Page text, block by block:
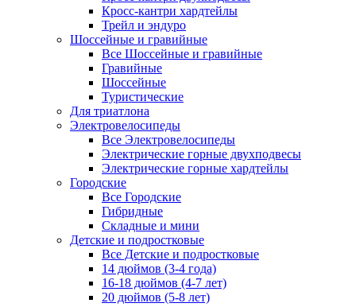
Кросс-кантри хардтейлы
Трейл и эндуро
Шоссейные и гравийные
Все Шоссейные и гравийные
Гравийные
Шоссейные
Туристические
Для триатлона
Электровелосипеды
Все Электровелосипеды
Электрические горные двухподвесы
Электрические горные хардтейлы
Городские
Все Городские
Гибридные
Складные и мини
Детские и подростковые
Все Детские и подростковые
14 дюймов (3-4 года)
16-18 дюймов (4-7 лет)
20 дюймов (5-8 лет)